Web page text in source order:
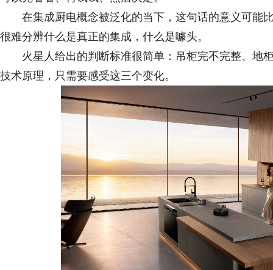
在集成厨电概念被泛化的当下，这句话的意义可能
很难分辨什么是真正的集成，什么是噱头。
火星人给出的判断标准很简单：吊柜完不完整、地
技术原理，只需要感受这三个变化。